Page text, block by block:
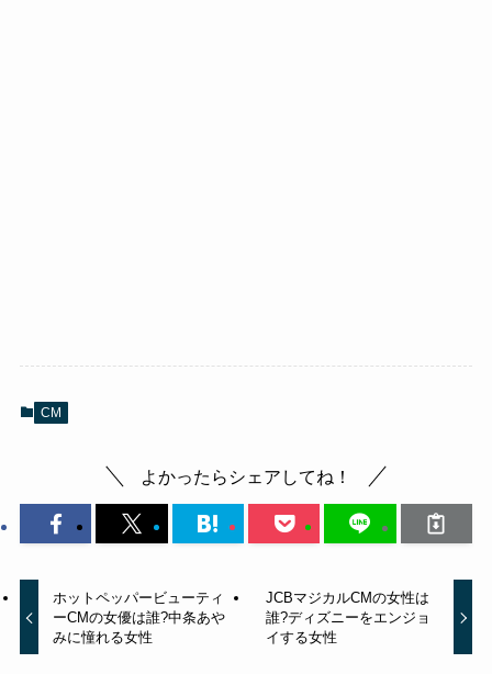
CM
よかったらシェアしてね！
ホットペッパービューティ
ーCMの女優は誰?中条あや
みに憧れる女性
JCBマジカルCMの女性は
誰?ディズニーをエンジョ
イする女性